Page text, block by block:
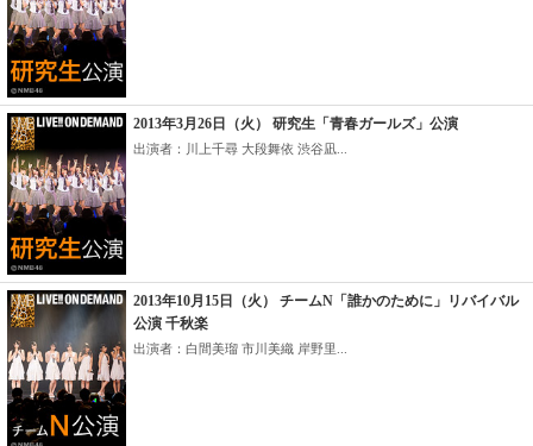
2013年3月26日（火） 研究生「青春ガールズ」公演
出演者：川上千尋 大段舞依 渋谷凪...
2013年10月15日（火） チームN「誰かのために」リバイバル
公演 千秋楽
出演者：白間美瑠 市川美織 岸野里...